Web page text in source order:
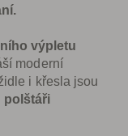
výpletu
moderní
i křesla jsou
polštáři